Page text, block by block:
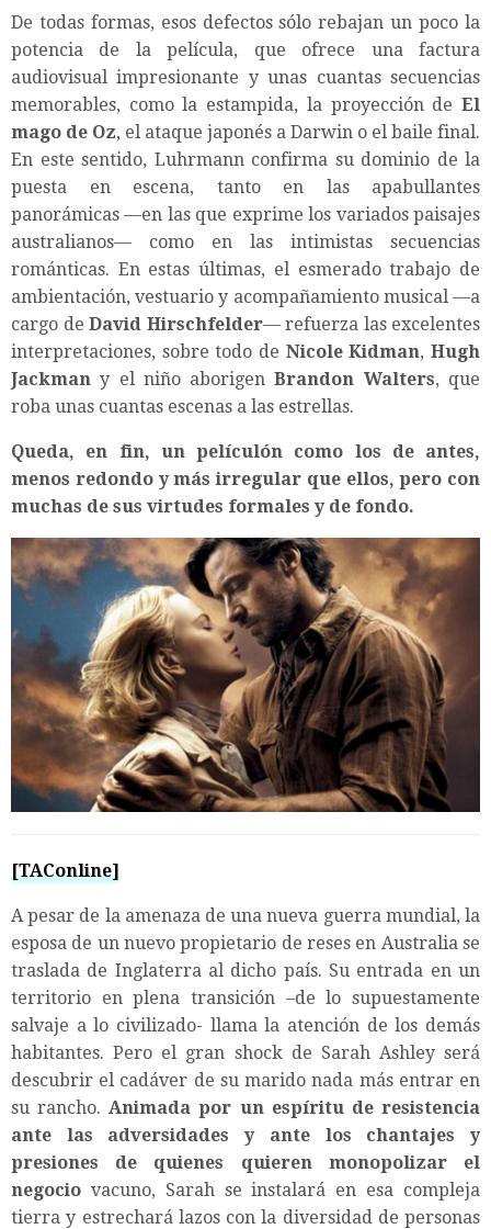
De todas formas, esos defectos sólo rebajan un poco la
potencia de la película, que ofrece una factura
audiovisual impresionante y unas cuantas secuencias
memorables, como la estampida, la proyección de El
mago de Oz, el ataque japonés a Darwin o el baile final.
En este sentido, Luhrmann confirma su dominio de la
puesta en escena, tanto en las apabullantes
panorámicas —en las que exprime los variados paisajes
australianos— como en las intimistas secuencias
románticas. En estas últimas, el esmerado trabajo de
ambientación, vestuario y acompañamiento musical —a
cargo de David Hirschfelder— refuerza las excelentes
interpretaciones, sobre todo de Nicole Kidman,Hugh
Jackman y el niño aborigenBrandon Walters, que
roba unas cuantas escenas a las estrellas.
Queda, en fin, un películón como los de antes,
menos redondo y más irregular que ellos, pero con
muchas de sus virtudes formales y de fondo.
[TAConline]
A pesar de la amenaza de una nueva guerra mundial, la
esposa de un nuevo propietario de reses en Australia se
traslada de Inglaterra al dicho país. Su entrada en un
territorio en plena transición –de lo supuestamente
salvaje a lo civilizado- llama la atención de los demás
habitantes. Pero el gran shock de Sarah Ashley será
descubrir el cadáver de su marido nada más entrar en
su rancho.Animada por un espíritu de resistencia
ante las adversidades y ante los chantajes y
presiones de quienes quieren monopolizar el
negocio vacuno, Sarah se instalará en esa compleja
tierra y estrechará lazos con la diversidad de personas